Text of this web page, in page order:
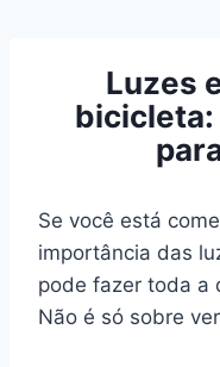
Conteúdo
Luzes
bicicleta:
Se você está
importância das
pode fazer toda a
Não é só sobre